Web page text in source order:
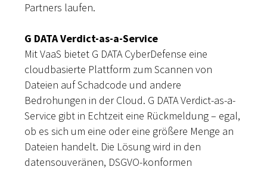
Partners laufen.
G DATA Verdict-as-a-Service
Mit VaaS bietet G DATA CyberDefense eine
cloudbasierte Plattform zum Scannen von
Dateien auf Schadcode und andere
Bedrohungen in der Cloud. G DATA Verdict-as-a-
Service gibt in Echtzeit eine Rückmeldung – egal,
ob es sich um eine oder eine größere Menge an
Dateien handelt. Die Lösung wird in den
datensouveränen, DSGVO-konformen